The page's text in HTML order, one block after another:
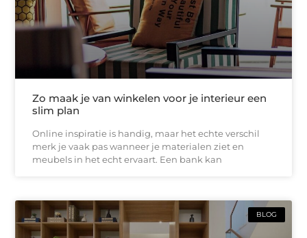
Zo maak je van winkelen voor je interieur een
slim plan
Online inspiratie is handig, maar het echte verschil
merk je vaak pas wanneer je materialen ziet en
meubels in het echt ervaart. Een bank kan
BLOG